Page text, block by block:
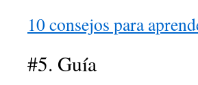
10 consejos para
#5. Guía